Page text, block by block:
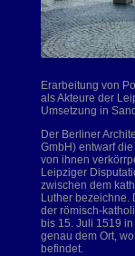
Erarbeitung von
als Akteure der
Umsetzung in
Der Berliner
GmbH) entwarf
von ihnen
Leipziger
zwischen dem
Luther bezeichne.
der römisch-
bis 15. Juli 1519
genau dem Ort,
befindet.